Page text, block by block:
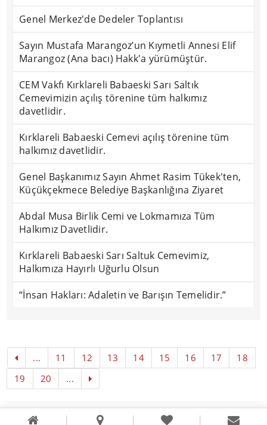
Genel Merkez'de Dedeler Toplantısı
Sayın Mustafa Marangoz’un Kıymetli Annesi Elif
Marangoz (Ana bacı) Hakk'a yürümüştür.
CEM Vakfı Kırklareli Babaeski Sarı Saltık
Cemevimizin açılış törenine tüm halkımız
davetlidir.
Kırklareli Babaeski Cemevi açılış törenine tüm
halkımız davetlidir.
Genel Başkanımız Sayın Ahmet Rasim Tükek'ten,
Küçükçekmece Belediye Başkanlığına Ziyaret
Abdal Musa Birlik Cemi ve Lokmamıza Tüm
Halkımız Davetlidir.
Kırklareli Babaeski Sarı Saltuk Cemevimiz,
Halkımıza Hayırlı Uğurlu Olsun
“İnsan Hakları: Adaletin ve Barışın Temelidir.”
... 11 12 13 14 15 16 17
18
19
20 ...